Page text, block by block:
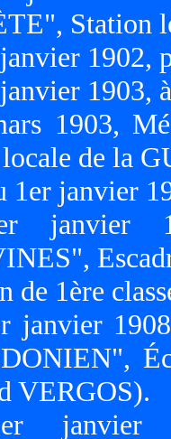
Station
1902,
1903,
1903,
de la
1er janvier
janvier
de 1ère
janvier
VERGOS).
janvier